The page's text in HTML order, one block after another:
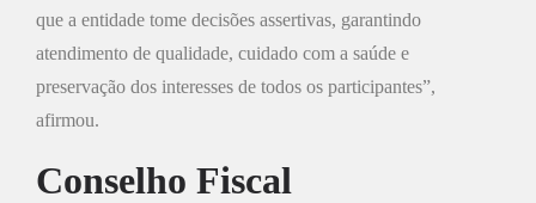
que a entidade tome decisões assertivas, garantindo
atendimento de qualidade, cuidado com a saúde e
preservação dos interesses de todos os participantes”,
afirmou.
Conselho Fiscal